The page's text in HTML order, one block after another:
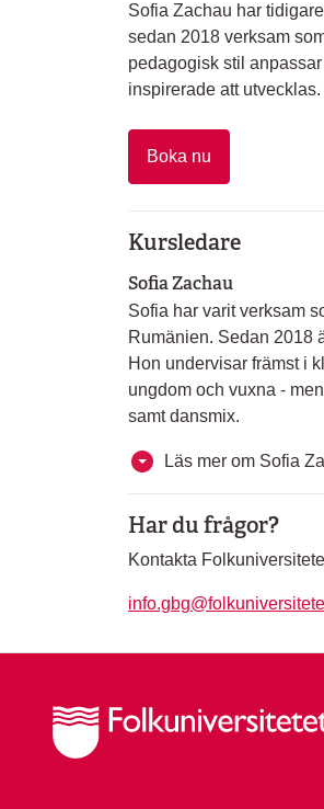
Sofia Zachau har
sedan 2018 verksam
pedagogisk stil
inspirerade att utvecklas.
Boka nu
Kursledare
Sofia Zachau
Sofia har varit verksam
Rumänien. Sedan 2018
Hon undervisar främst i
ungdom och vuxna -
samt dansmix.
Läs mer om Sofia
Har du frågor?
Kontakta